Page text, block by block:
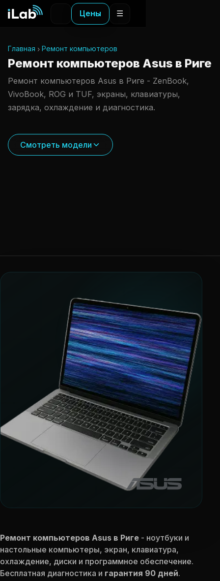
Цены ☰
Главная Ремонт компьютеров
Ремонт компьютеров Asus в Риге
Ремонт компьютеров Asus в Риге - ZenBook,
VivoBook, ROG и TUF, экраны, клавиатуры,
зарядка, охлаждение и диагностика.
Смотреть модели
Ремонт компьютеров Asus в Риге - ноутбуки и
настольные компьютеры, экран, клавиатура,
охлаждение, диски и программное обеспечение.
Бесплатная диагностика и гарантия 90 дней.